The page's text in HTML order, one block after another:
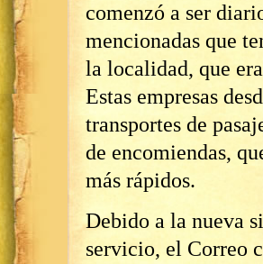
comenzó a ser
mencionadas que
la localidad, que
Estas empresas
transportes de
de encomiendas,
más rápidos.
Debido a la nueva
servicio, el Correo